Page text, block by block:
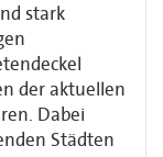
stark
der aktuellen
Dabei
Städten